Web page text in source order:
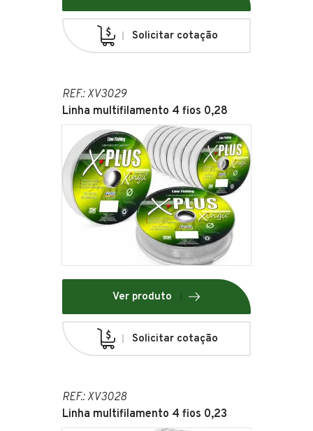
Solicitar cotação
REF.: XV3029
Linha multifilamento 4 fios 0,28
Ver produto
Solicitar cotação
REF.: XV3028
Linha multifilamento 4 fios 0,23